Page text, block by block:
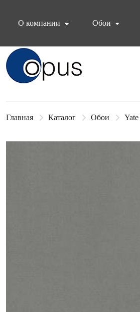
О компании
Обои
Блок поиска
Главная Каталог Обои Yate